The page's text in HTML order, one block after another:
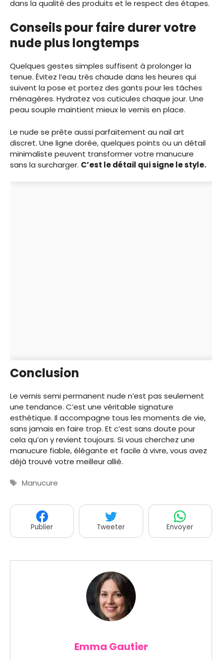
dans la qualité des produits et le respect des étapes.
Conseils pour faire durer votre
nude plus longtemps
Quelques gestes simples suffisent à prolonger la
tenue. Évitez l’eau très chaude dans les heures qui
suivent la pose et portez des gants pour les tâches
ménagères. Hydratez vos cuticules chaque jour. Une
peau souple maintient mieux le vernis en place.
Le nude se prête aussi parfaitement au nail art
discret. Une ligne dorée, quelques points ou un détail
minimaliste peuvent transformer votre manucure
sans la surcharger. C’est le détail qui signe le style.
Conclusion
Le vernis semi permanent nude n’est pas seulement
une tendance. C’est une véritable signature
esthétique. Il accompagne tous les moments de vie,
sans jamais en faire trop. Et c’est sans doute pour
cela qu’on y revient toujours. Si vous cherchez une
manucure fiable, élégante et facile à vivre, vous avez
déjà trouvé votre meilleur allié.
Étiquettes
Manucure
Publier Tweeter Envoyer
Emma Gautier